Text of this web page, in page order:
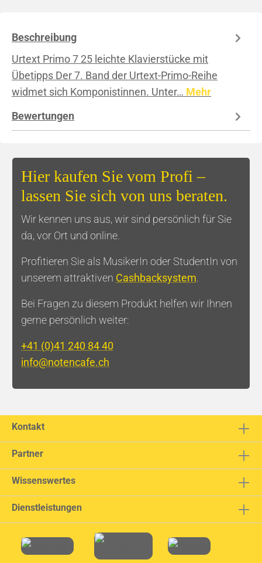
Beschreibung
Urtext Primo 7 25 leichte Klavierstücke mit
Übetipps Der 7. Band der Urtext-Primo-Reihe
widmet sich Komponistinnen. Unter… Mehr
Bewertungen
Hier kaufen Sie vom Profi –
lassen Sie sich von uns beraten.
Wir kennen uns aus, wir sind persönlich für Sie
da, vor Ort und online.
Profitieren Sie als MusikerIn oder StudentIn von
unserem attraktiven Cashbacksystem.
Bei Fragen zu diesem Produkt helfen wir Ihnen
gerne persönlich weiter:
+41 (0)41 240 84 40
info@notencafe.ch
Kontakt
Partner
Wissenswertes
Dienstleistungen